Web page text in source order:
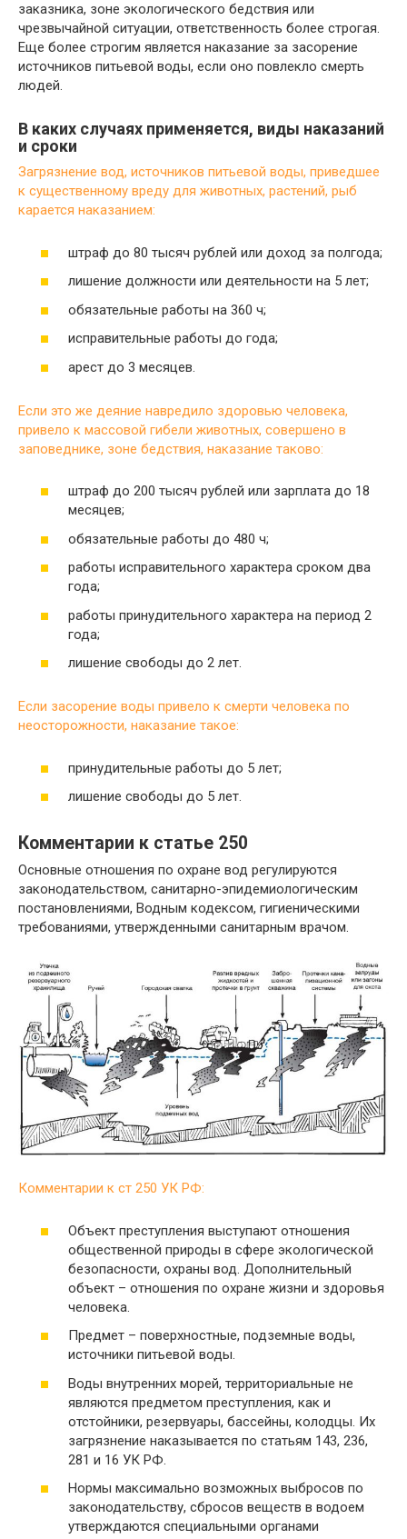
заказника, зоне экологического бедствия или
чрезвычайной ситуации, ответственность более строгая.
Еще более строгим является наказание за засорение
источников питьевой воды, если оно повлекло смерть
людей.
В каких случаях применяется, виды наказаний
и сроки
Загрязнение вод, источников питьевой воды, приведшее
к существенному вреду для животных, растений, рыб
карается наказанием:
штраф до 80 тысяч рублей или доход за полгода;
лишение должности или деятельности на 5 лет;
обязательные работы на 360 ч;
исправительные работы до года;
арест до 3 месяцев.
Если это же деяние навредило здоровью человека,
привело к массовой гибели животных, совершено в
заповеднике, зоне бедствия, наказание таково:
штраф до 200 тысяч рублей или зарплата до 18
месяцев;
обязательные работы до 480 ч;
работы исправительного характера сроком два
года;
работы принудительного характера на период 2
года;
лишение свободы до 2 лет.
Если засорение воды привело к смерти человека по
неосторожности, наказание такое:
принудительные работы до 5 лет;
лишение свободы до 5 лет.
Комментарии к статье 250
Основные отношения по охране вод регулируются
законодательством, санитарно-эпидемиологическим
постановлениями, Водным кодексом, гигиеническими
требованиями, утвержденными санитарным врачом.
Комментарии к ст 250 УК РФ:
Объект преступления выступают отношения
общественной природы в сфере экологической
безопасности, охраны вод. Дополнительный
объект – отношения по охране жизни и здоровья
человека.
Предмет – поверхностные, подземные воды,
источники питьевой воды.
Воды внутренних морей, территориальные не
являются предметом преступления, как и
отстойники, резервуары, бассейны, колодцы. Их
загрязнение наказывается по статьям 143, 236,
281 и 16 УК РФ.
Нормы максимально возможных выбросов по
законодательству, сбросов веществ в водоем
утверждаются специальными органами